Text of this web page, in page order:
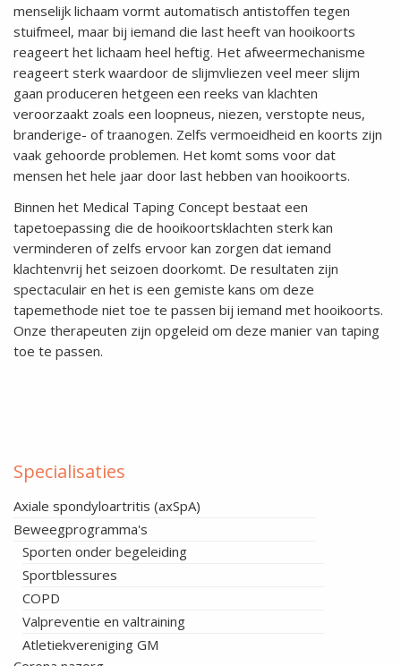
menselijk lichaam vormt automatisch antistoffen tegen
stuifmeel, maar bij iemand die last heeft van hooikoorts
reageert het lichaam heel heftig. Het afweermechanisme
reageert sterk waardoor de slijmvliezen veel meer slijm
gaan produceren hetgeen een reeks van klachten
veroorzaakt zoals een loopneus, niezen, verstopte neus,
branderige- of traanogen. Zelfs vermoeidheid en koorts zijn
vaak gehoorde problemen. Het komt soms voor dat
mensen het hele jaar door last hebben van hooikoorts.
Binnen het Medical Taping Concept bestaat een
tapetoepassing die de hooikoortsklachten sterk kan
verminderen of zelfs ervoor kan zorgen dat iemand
klachtenvrij het seizoen doorkomt. De resultaten zijn
spectaculair en het is een gemiste kans om deze
tapemethode niet toe te passen bij iemand met hooikoorts.
Onze therapeuten zijn opgeleid om deze manier van taping
toe te passen.
Specialisaties
Axiale spondyloartritis (axSpA)
Beweegprogramma's
Sporten onder begeleiding
Sportblessures
COPD
Valpreventie en valtraining
Atletiekvereniging GM